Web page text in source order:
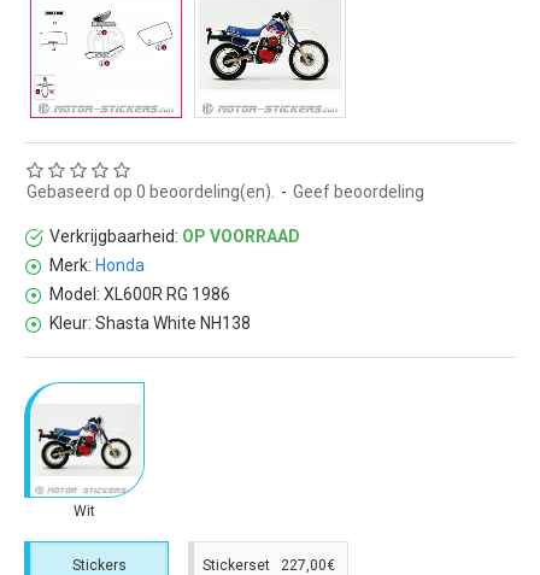
Verkrijgbaarheid: OP VOORRAAD
Merk: Honda
Model: XL600R RG 1986
Kleur: Shasta White NH138
Gebaseerd op 0 beoordeling(en). - Geef beoordeling
Wit
Stickers Stickerset 227,00€